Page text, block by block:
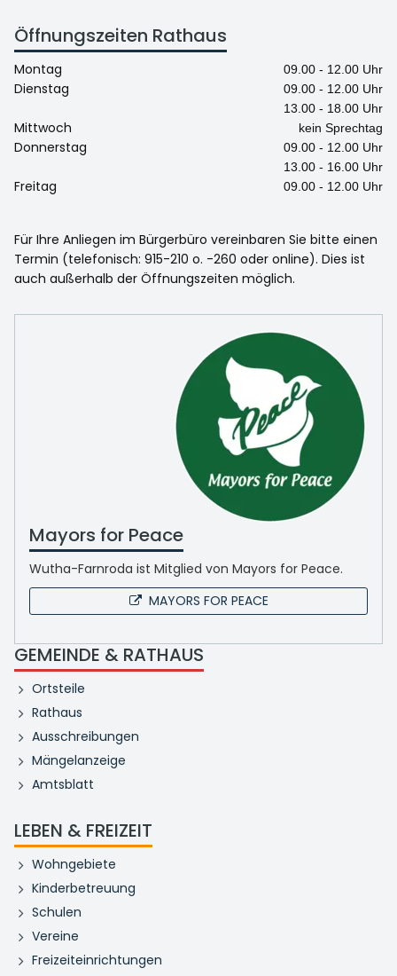
Öffnungszeiten Rathaus
Montag 09.00 - 12.00 Uhr
Dienstag
09.00 - 12.00 Uhr
13.00 - 18.00 Uhr
Mittwoch kein Sprechtag
Donnerstag
09.00 - 12.00 Uhr
13.00 - 16.00 Uhr
Freitag 09.00 - 12.00 Uhr
Für Ihre Anliegen im Bürgerbüro vereinbaren Sie bitte einen
Termin (telefonisch: 915-210 o. -260 oder online). Dies ist
auch außerhalb der Öffnungszeiten möglich.
Mayors for Peace
Wutha-Farnroda ist Mitglied von Mayors for Peace.
MAYORS FOR PEACE
GEMEINDE & RATHAUS
Ortsteile
Rathaus
Ausschreibungen
Mängelanzeige
Amtsblatt
LEBEN & FREIZEIT
Wohngebiete
Kinderbetreuung
Schulen
Vereine
Freizeiteinrichtungen